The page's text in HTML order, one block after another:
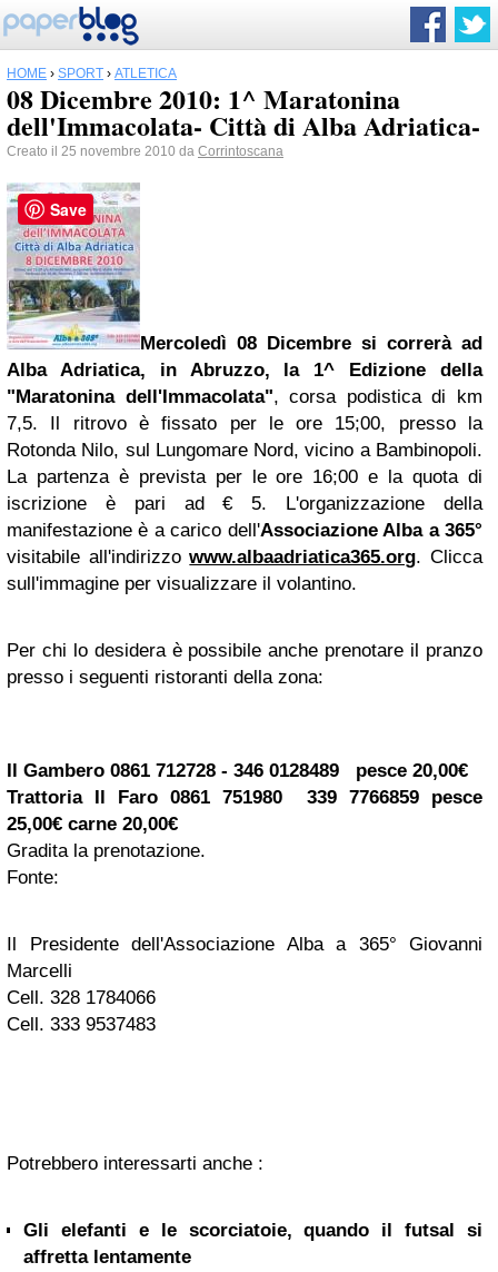
HOME › SPORT › ATLETICA
08 Dicembre 2010: 1^ Maratonina
dell'Immacolata- Città di Alba Adriatica-
Creato il 25 novembre 2010 da Corrintoscana
Mercoledì 08 Dicembre si correrà ad
Alba Adriatica, in Abruzzo, la 1^ Edizione della
"Maratonina dell'Immacolata", corsa podistica di km
7,5. Il ritrovo è fissato per le ore 15;00, presso la
Rotonda Nilo, sul Lungomare Nord, vicino a Bambinopoli.
La partenza è prevista per le ore 16;00 e la quota di
iscrizione è pari ad € 5. L'organizzazione della
manifestazione è a carico dell'Associazione Alba a 365°
visitabile all'indirizzowww.albaadriatica365.org. Clicca
sull'immagine per visualizzare il volantino.
Per chi lo desidera è possibile anche prenotare il pranzo
presso i seguenti ristoranti della zona:
Il Gambero 0861 712728 - 346 0128489 pesce 20,00€
Trattoria Il Faro 0861 751980 339 7766859 pesce
25,00€ carne 20,00€
Gradita la prenotazione.
Fonte:
Il Presidente dell'Associazione Alba a 365° Giovanni
Marcelli
Cell. 328 1784066
Cell. 333 9537483
Potrebbero interessarti anche :
Gli elefanti e le scorciatoie, quando il futsal si
affretta lentamente
Save